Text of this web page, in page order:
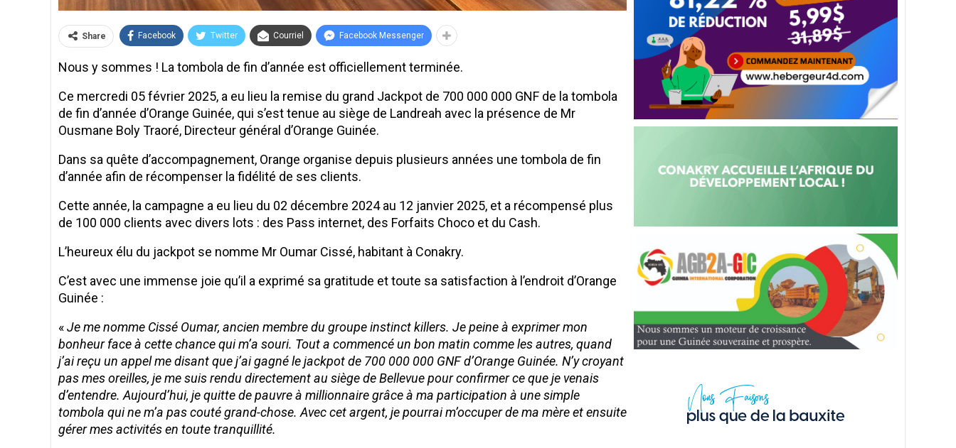
Share Facebook Twitter Courriel Facebook Messenger
Nous y sommes ! La tombola de fin d’année est officiellement terminée.
Ce mercredi 05 février 2025, a eu lieu la remise du grand Jackpot de 700 000 000 GNF de la tombola
de fin d’année d’Orange Guinée, qui s’est tenue au siège de Landreah avec la présence de Mr
Ousmane Boly Traoré, Directeur général d’Orange Guinée.
Dans sa quête d’accompagnement, Orange organise depuis plusieurs années une tombola de fin
d’année afin de récompenser la fidélité de ses clients.
Cette année, la campagne a eu lieu du 02 décembre 2024 au 12 janvier 2025, et a récompensé plus
de 100 000 clients avec divers lots : des Pass internet, des Forfaits Choco et du Cash.
L’heureux élu du jackpot se nomme Mr Oumar Cissé, habitant à Conakry.
C’est avec une immense joie qu’il a exprimé sa gratitude et toute sa satisfaction à l’endroit d’Orange
Guinée :
«Je me nomme Cissé Oumar, ancien membre du groupe instinct killers. Je peine à exprimer mon
bonheur face à cette chance qui m’a souri. Tout a commencé un bon matin comme les autres, quand
j’ai reçu un appel me disant que j’ai gagné le jackpot de 700 000 000 GNF d’Orange Guinée. N’y croyant
pas mes oreilles, je me suis rendu directement au siège de Bellevue pour confirmer ce que je venais
d’entendre. Aujourd’hui, je quitte de pauvre à millionnaire grâce à ma participation à une simple
tombola qui ne m’a pas couté grand-chose. Avec cet argent, je pourrai m’occuper de ma mère et ensuite
gérer mes activités en toute tranquillité.